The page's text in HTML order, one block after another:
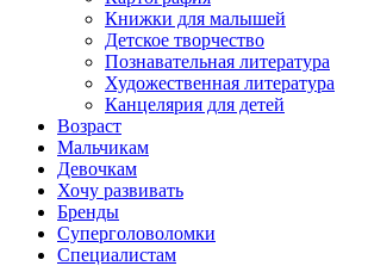
Книжки для малышей
Детское творчество
Познавательная литература
Художественная литература
Канцелярия для детей
Возраст
Мальчикам
Девочкам
Хочу развивать
Бренды
Суперголоволомки
Специалистам